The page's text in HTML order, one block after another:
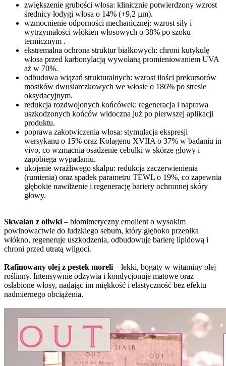
zwiększenie grubości włosa: klinicznie potwierdzony wzrost
średnicy łodygi włosa o 14% (+9,2 µm).
wzmocnienie odporności mechanicznej: wzrost siły i
wytrzymałości włókien włosowych o 38% po szoku
termicznym .
ekstremalna ochrona struktur białkowych: chroni kutykulę
włosa przed karbonylacją wywołaną promieniowaniem UVA
aż w 70%.
odbudowa wiązań strukturalnych: wzrost ilości prekursorów
mostków dwusiarczkowych we włosie o 186% po stresie
oksydacyjnym.
redukcja rozdwojonych końcówek: regeneracja i naprawa
uszkodzonych końców widoczna już po pierwszej aplikacji
produktu.
poprawa zakotwiczenia włosa: stymulacja ekspresji
wersykanu o 15% oraz Kolagenu XVIIA o 37% w badaniu in
vivo, co wzmacnia osadzenie cebulki w skórze głowy i
zapobiega wypadaniu.
ukojenie wrażliwego skalpu: redukcja zaczerwienienia
(rumienia) oraz spadek parametru TEWL o 19%, co zapewnia
głębokie nawilżenie i regenerację bariery ochronnej skóry
głowy.
Skwalan z oliwki – biomimetyczny emolient o wysokim
powinowactwie do ludzkiego sebum, który głęboko przenika
włókno, regeneruje uszkodzenia, odbudowuje barierę lipidową i
chroni przed utratą wilgoci.
Rafinowany olej z pestek moreli – lekki, bogaty w witaminy olej
roślinny. Intensywnie odżywia i kondycjonuje matowe oraz
osłabione włosy, nadając im miękkość i elastyczność bez efektu
nadmiernego obciążenia.